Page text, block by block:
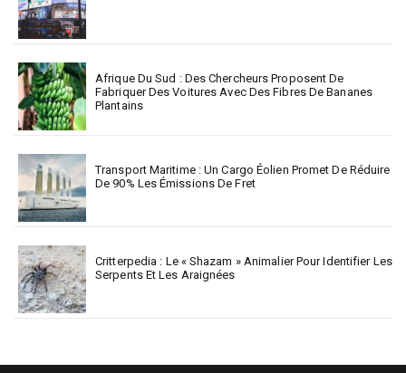
Afrique Du Sud : Des Chercheurs Proposent De
Fabriquer Des Voitures Avec Des Fibres De Bananes
Plantains
Transport Maritime : Un Cargo Éolien Promet De Réduire
De 90% Les Émissions De Fret
Critterpedia : Le « Shazam » Animalier Pour Identifier Les
Serpents Et Les Araignées